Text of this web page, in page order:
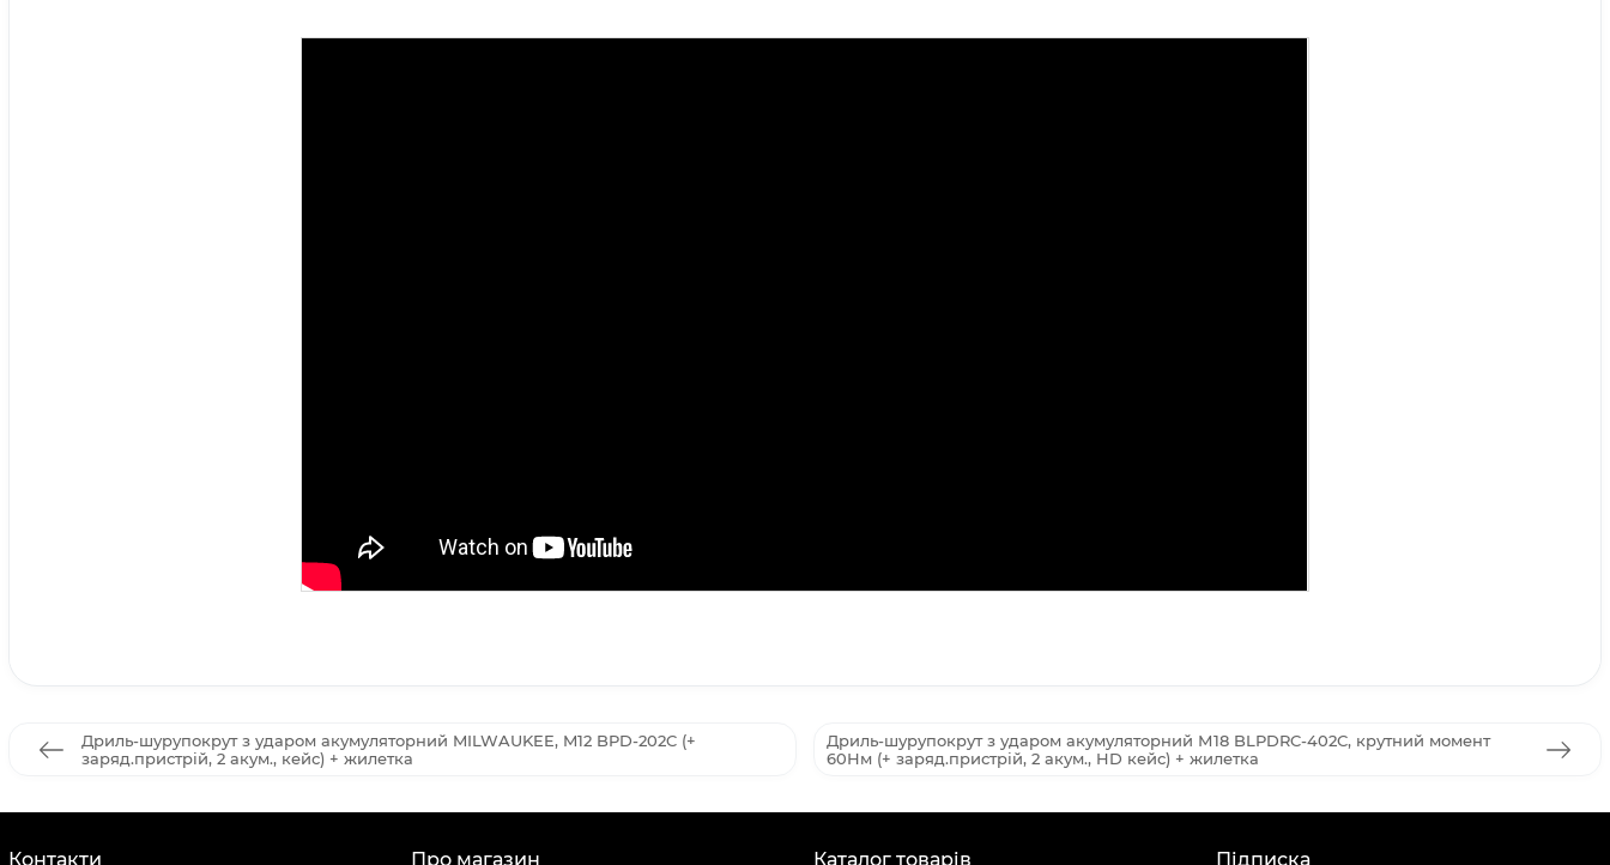
Дриль-шурупокрут з ударом акумуляторний MILWAUKEE, M12 BPD-202C (+
заряд.пристрій, 2 акум., кейс) + жилетка
Дриль-шурупокрут з ударом акумуляторний М18 BLPDRC-402С, крутний момент
60Нм (+ заряд.пристрій, 2 акум., HD кейс) + жилетка
Контакти Про магазин Каталог товарів Підписка